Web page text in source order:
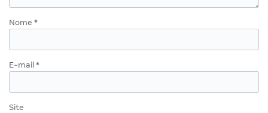
Nome *
E-mail *
Site